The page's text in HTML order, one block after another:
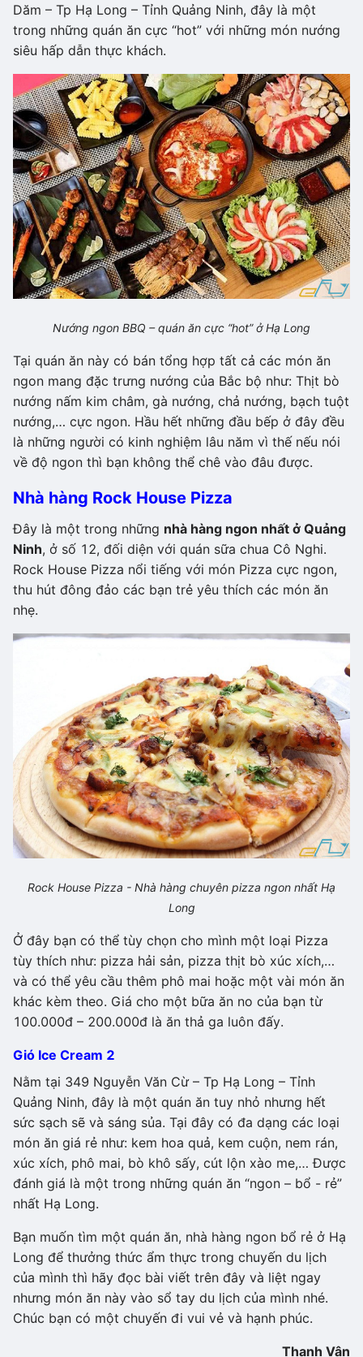
Dăm – Tp Hạ Long – Tỉnh Quảng Ninh, đây là một
trong những quán ăn cực “hot” với những món nướng
siêu hấp dẫn thực khách.
Nướng ngon BBQ – quán ăn cực “hot” ở Hạ Long
Tại quán ăn này có bán tổng hợp tất cả các món ăn
ngon mang đặc trưng nướng của Bắc bộ như: Thịt bò
nướng nấm kim châm, gà nướng, chả nướng, bạch tuột
nướng,… cực ngon. Hầu hết những đầu bếp ở đây đều
là những người có kinh nghiệm lâu năm vì thế nếu nói
về độ ngon thì bạn không thể chê vào đâu được.
Nhà hàng Rock House Pizza
Đây là một trong những nhà hàng ngon nhất ở Quảng
Ninh, ở số 12, đối diện với quán sữa chua Cô Nghi.
Rock House Pizza nổi tiếng với món Pizza cực ngon,
thu hút đông đảo các bạn trẻ yêu thích các món ăn
nhẹ.
Rock House Pizza - Nhà hàng chuyên pizza ngon nhất Hạ
Long
Ở đây bạn có thể tùy chọn cho mình một loại Pizza
tùy thích như: pizza hải sản, pizza thịt bò xúc xích,…
và có thể yêu cầu thêm phô mai hoặc một vài món ăn
khác kèm theo. Giá cho một bữa ăn no của bạn từ
100.000đ – 200.000đ là ăn thả ga luôn đấy.
Gió Ice Cream 2
Nằm tại 349 Nguyễn Văn Cừ – Tp Hạ Long – Tỉnh
Quảng Ninh, đây là một quán ăn tuy nhỏ nhưng hết
sức sạch sẽ và sáng sủa. Tại đây có đa dạng các loại
món ăn giá rẻ như: kem hoa quả, kem cuộn, nem rán,
xúc xích, phô mai, bò khô sấy, cút lộn xào me,… Được
đánh giá là một trong những quán ăn “ngon – bổ - rẻ”
nhất Hạ Long.
Bạn muốn tìm một quán ăn, nhà hàng ngon bổ rẻ ở Hạ
Long để thưởng thức ẩm thực trong chuyến du lịch
của mình thì hãy đọc bài viết trên đây và liệt ngay
nhưng món ăn này vào sổ tay du lịch của mình nhé.
Chúc bạn có một chuyến đi vui vẻ và hạnh phúc.
Thanh Vân